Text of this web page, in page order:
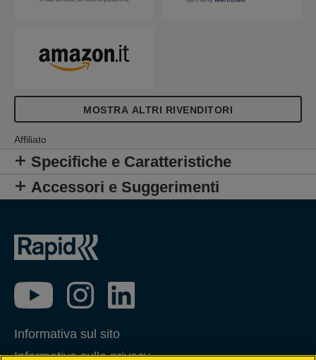
MOSTRA ALTRI RIVENDITORI
Affiliato
Specifiche e Caratteristiche
Accessori e Suggerimenti
Informativa sul sito
Informativa sulla privacy